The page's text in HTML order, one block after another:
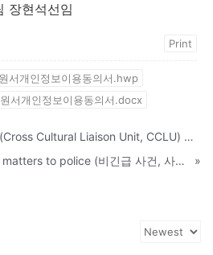
장현석선임
Print
서개인정보이용동의서.hwp
서개인정보이용동의서.docx
다문화 사무연락 지원팀 (Cross Cultural Liaison Unit, CCLU) 소개
How to report non-urgent matters to police (비긴급 사건, 사고 신고 방법)
»